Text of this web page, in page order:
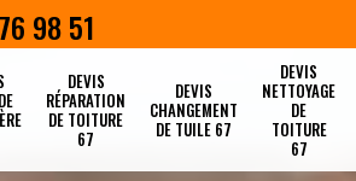
98 51
DEVIS
RÉPARATION
DE TOITURE
67
DEVIS
CHANGEMENT
DE TUILE 67
DEVIS
NETTOYAGE
DE
TOITURE
67